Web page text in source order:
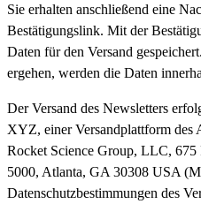
Sie erhalten anschließend eine
Bestätigungslink. Mit der
Daten für den Versand
ergehen, werden die Daten
Der Versand des Newsletters
XYZ, einer Versandplattform des
Rocket Science Group, LLC,
5000, Atlanta, GA 30308 USA
Datenschutzbestimmungen des